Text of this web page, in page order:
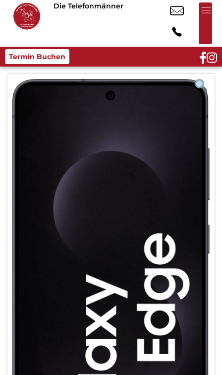
Die Telefonmänner
Termin Buchen